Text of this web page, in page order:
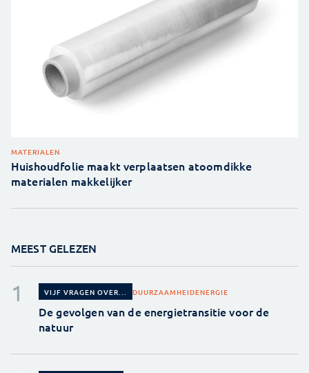
MATERIALEN
Huishoudfolie maakt verplaatsen atoomdikke
materialen makkelijker
MEEST GELEZEN
VIJF VRAGEN OVER... DUURZAAMHEIDENERGIE
De gevolgen van de energietransitie voor de
natuur